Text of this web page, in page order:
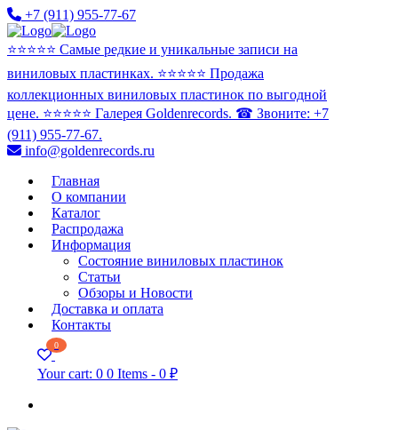
+7 (911) 955-77-67
⭐️⭐️⭐️⭐️⭐️ Самые редкие и уникальные записи на
виниловых пластинках. ⭐️⭐️⭐️⭐️⭐️ Продажа
коллекционных виниловых пластинок по выгодной
цене. ⭐️⭐️⭐️⭐️⭐️ Галерея Goldenrecords. ☎ Звоните: +7
(911) 955-77-67.
info@goldenrecords.ru
Главная
О компании
Каталог
Распродажа
Информация
Состояние виниловых пластинок
Статьи
Обзоры и Новости
Доставка и оплата
Контакты
0
Your cart: 0 0 Items - 0 ₽